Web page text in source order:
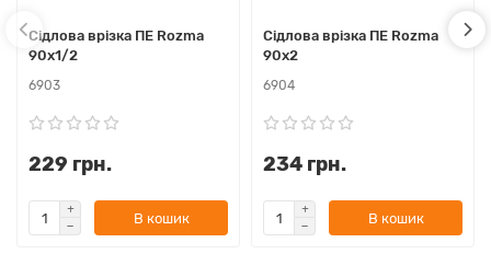
Сідлова врізка ПЕ Rozma
90х1/2
6903
229 грн.
В кошик
Сідлова врізка ПЕ Rozma
90х2
6904
234 грн.
В кошик